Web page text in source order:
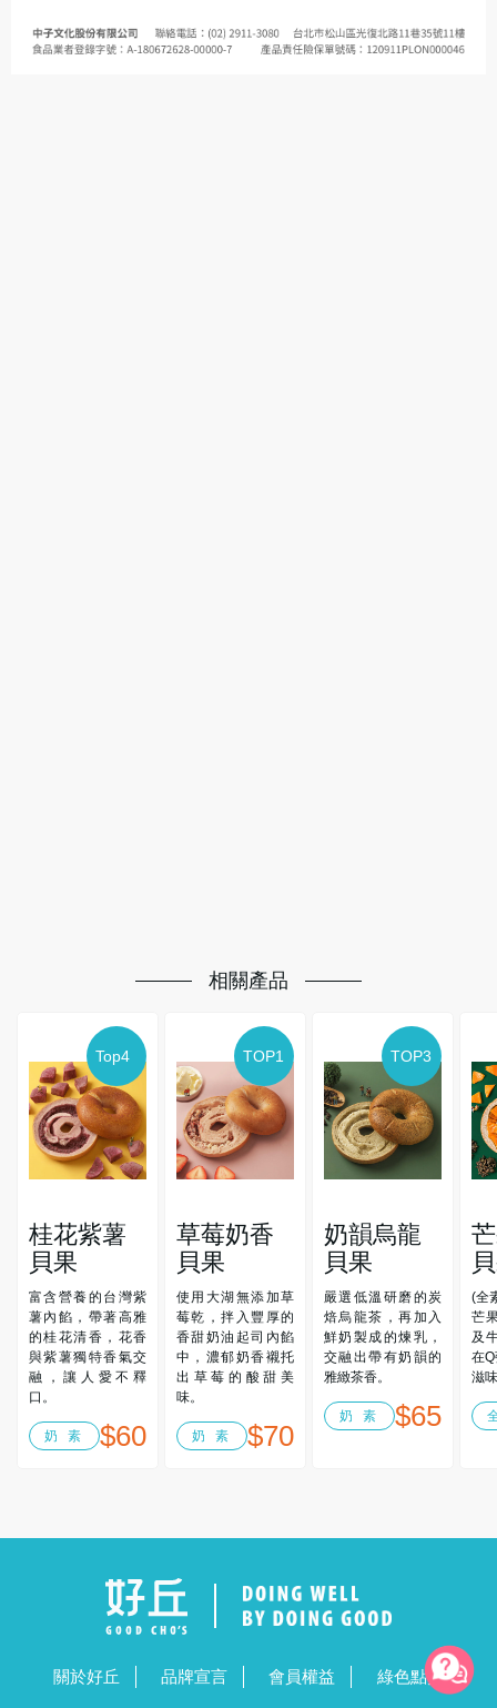
相關產品
Top4
桂花紫薯
貝果
富含營養的台灣紫
薯內餡，帶著高雅
的桂花清香，花香
與紫薯獨特香氣交
融，讓人愛不釋
口。
奶 素 $60
TOP1
草莓奶香
貝果
使用大湖無添加草
莓乾，拌入豐厚的
香甜奶油起司內餡
中，濃郁奶香襯托
出草莓的酸甜美
味。
奶 素 $70
TOP3
奶韻烏龍
貝果
嚴選低溫研磨的炭
焙烏龍茶，再加入
鮮奶製成的煉乳，
交融出帶有奶韻的
雅緻茶香。
奶 素 $65
(全
芒
及
在
滋
關於好丘 品牌宣言 會員權益 綠色點數